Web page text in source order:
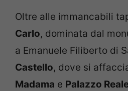
Oltre alle immancabili
Carlo, dominata dal
a Emanuele Filiberto di
Castello, dove si
Madama e Palazzo